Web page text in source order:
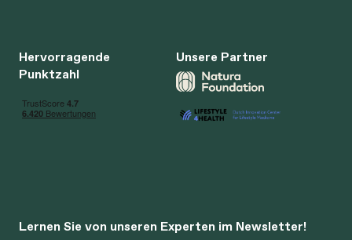
Hervorragende
Punktzahl
Unsere Partner
Lernen Sie von unseren Experten im Newsletter!